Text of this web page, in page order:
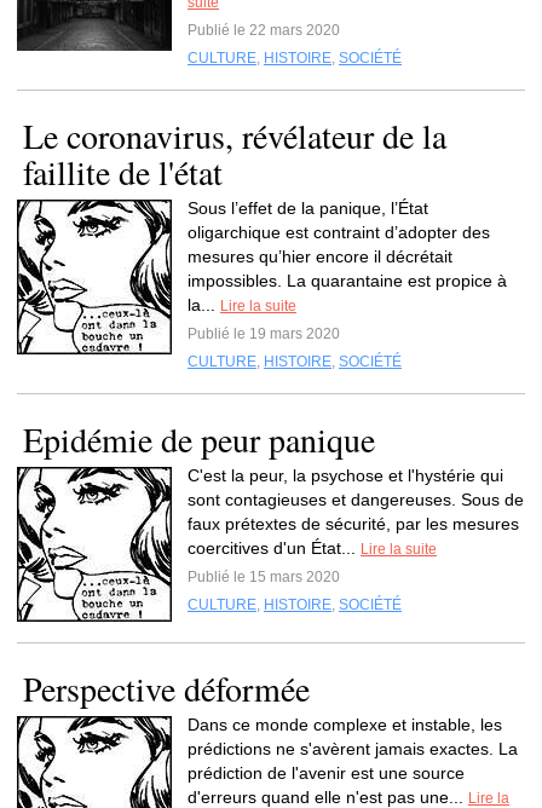
Publié le 22 mars 2020
CULTURE, HISTOIRE, SOCIÉTÉ
Le coronavirus, révélateur de la
faillite de l'état
Sous l’effet de la panique, l’État
oligarchique est contraint d’adopter des
mesures qu’hier encore il décrétait
impossibles. La quarantaine est propice à
la...
Lire la suite
Publié le 19 mars 2020
CULTURE, HISTOIRE, SOCIÉTÉ
Epidémie de peur panique
C'est la peur, la psychose et l'hystérie qui
sont contagieuses et dangereuses. Sous de
faux prétextes de sécurité, par les mesures
coercitives d'un État...
Lire la suite
Publié le 15 mars 2020
CULTURE, HISTOIRE, SOCIÉTÉ
Perspective déformée
Dans ce monde complexe et instable, les
prédictions ne s'avèrent jamais exactes. La
prédiction de l'avenir est une source
d'erreurs quand elle n'est pas une...
Lire la